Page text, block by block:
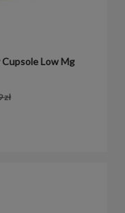
Low Mg
zł